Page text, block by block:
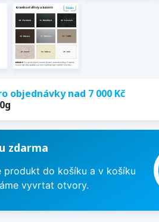
objednávky nad 7 000 Kč
zdarma
do košíku a v košíku
vyvrtat otvory.